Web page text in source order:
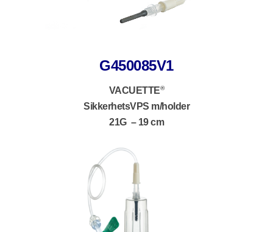
G450085V1
VACUETTE®
SikkerhetsVPS m/holder
21G – 19 cm